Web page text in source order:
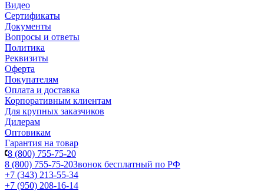
Видео
Сертификаты
Документы
Вопросы и ответы
Политика
Реквизиты
Оферта
Покупателям
Оплата и доставка
Корпоративным клиентам
Для крупных заказчиков
Дилерам
Оптовикам
Гарантия на товар
8 (800) 755-75-20
8 (800) 755-75-20Звонок бесплатный по РФ
+7 (343) 213-55-34
+7 (950) 208-16-14